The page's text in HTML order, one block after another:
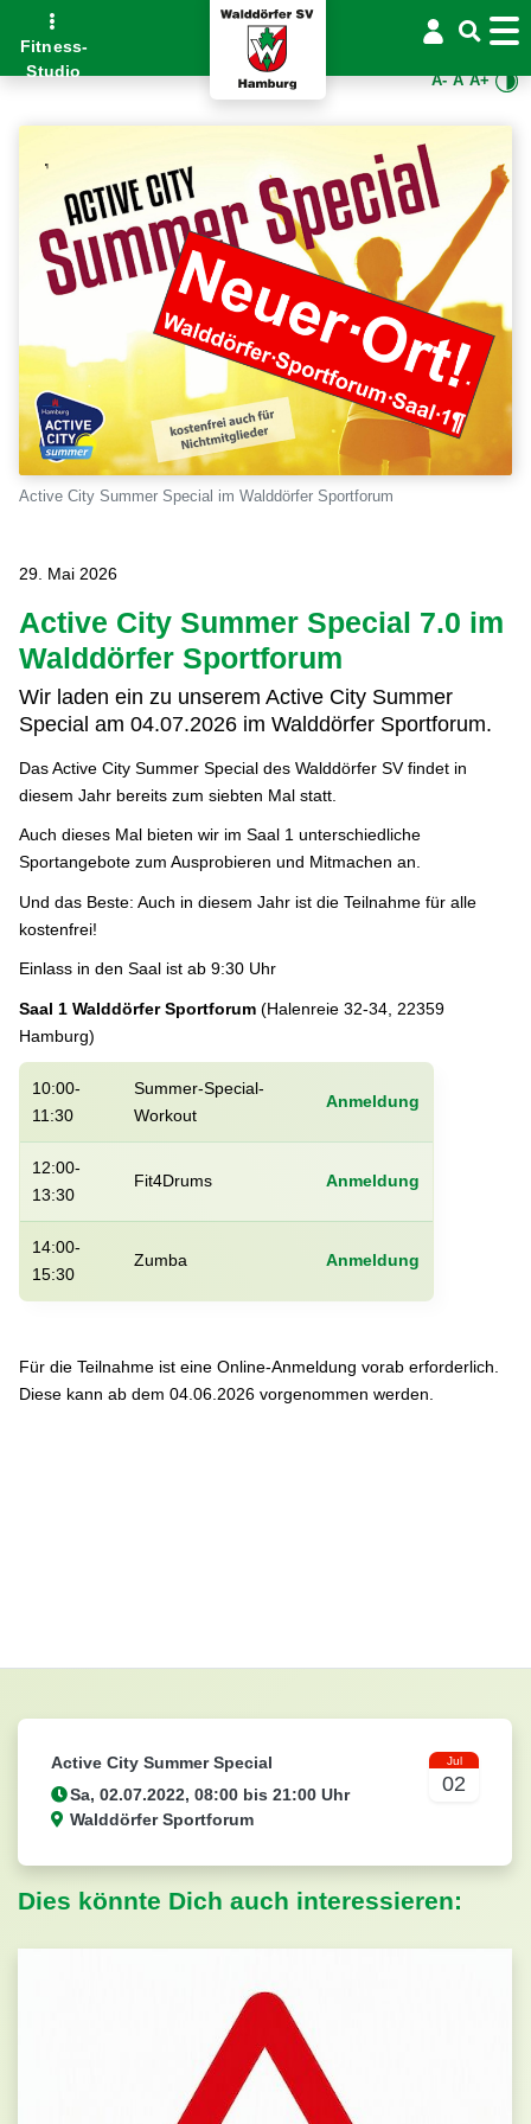
A- A A+
Fitness-
Studio
Active City Summer Special im Walddörfer Sportforum
29. Mai 2026
Active City Summer Special 7.0 im
Walddörfer Sportforum
Wir laden ein zu unserem Active City Summer
Special am 04.07.2026 im Walddörfer Sportforum.
Das Active City Summer Special des Walddörfer SV findet in
diesem Jahr bereits zum siebten Mal statt.
Auch dieses Mal bieten wir im Saal 1 unterschiedliche
Sportangebote zum Ausprobieren und Mitmachen an.
Und das Beste: Auch in diesem Jahr ist die Teilnahme für alle
kostenfrei!
Einlass in den Saal ist ab 9:30 Uhr
Saal 1 Walddörfer Sportforum(Halenreie 32-34, 22359
Hamburg)
10:00-
11:30
Summer-Special-
Workout
Anmeldung
12:00-
13:30
Fit4Drums Anmeldung
14:00-
15:30
Zumba Anmeldung
Für die Teilnahme ist eine Online-Anmeldung vorab erforderlich.
Diese kann ab dem 04.06.2026 vorgenommen werden.
Active City Summer Special
Walddörfer Sportforum
Jul
02
Dies könnte Dich auch interessieren: